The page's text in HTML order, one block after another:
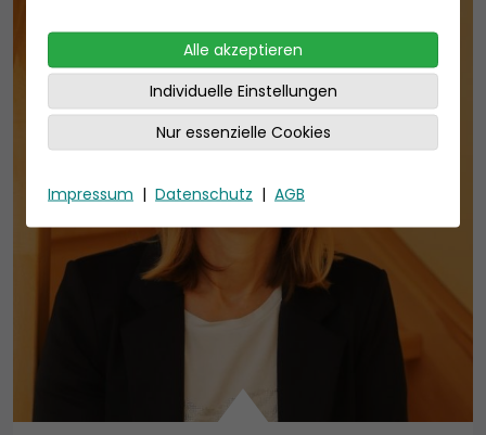
Alle akzeptieren
Individuelle Einstellungen
Nur essenzielle Cookies
Impressum | Datenschutz | AGB